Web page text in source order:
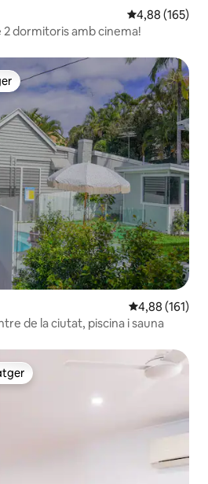
4,88 de
4,88 (165)
dormitoris amb cinema!
4,88 de
4,88 (161)
de la ciutat, piscina i sauna
dels viatgers